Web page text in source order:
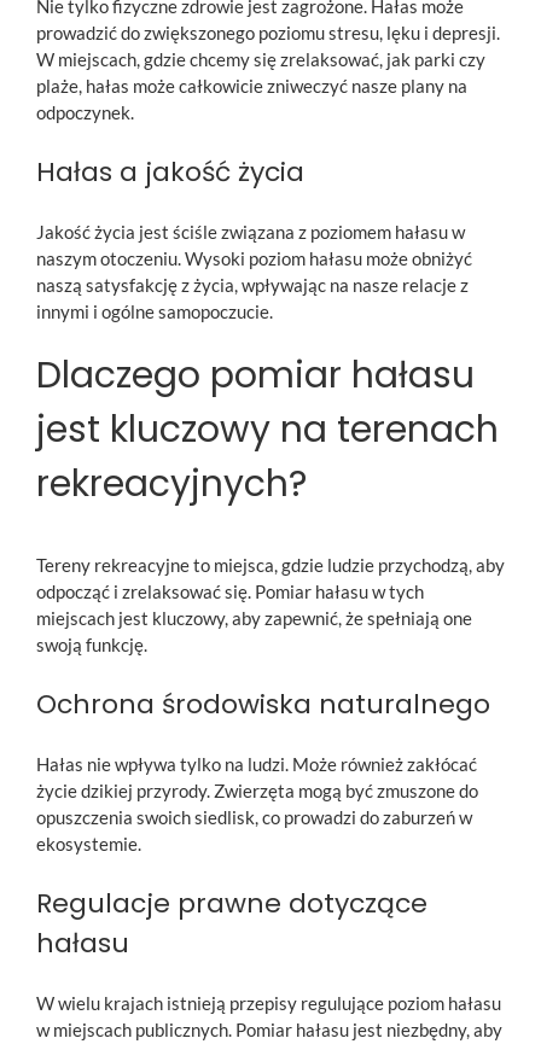
Nie tylko fizyczne zdrowie jest zagrożone. Hałas może
prowadzić do zwiększonego poziomu stresu, lęku i depresji.
W miejscach, gdzie chcemy się zrelaksować, jak parki czy
plaże, hałas może całkowicie zniweczyć nasze plany na
odpoczynek.
Hałas a jakość życia
Jakość życia jest ściśle związana z poziomem hałasu w
naszym otoczeniu. Wysoki poziom hałasu może obniżyć
naszą satysfakcję z życia, wpływając na nasze relacje z
innymi i ogólne samopoczucie.
Dlaczego pomiar hałasu
jest kluczowy na terenach
rekreacyjnych?
Tereny rekreacyjne to miejsca, gdzie ludzie przychodzą, aby
odpocząć i zrelaksować się. Pomiar hałasu w tych
miejscach jest kluczowy, aby zapewnić, że spełniają one
swoją funkcję.
Ochrona środowiska naturalnego
Hałas nie wpływa tylko na ludzi. Może również zakłócać
życie dzikiej przyrody. Zwierzęta mogą być zmuszone do
opuszczenia swoich siedlisk, co prowadzi do zaburzeń w
ekosystemie.
Regulacje prawne dotyczące
hałasu
W wielu krajach istnieją przepisy regulujące poziom hałasu
w miejscach publicznych. Pomiar hałasu jest niezbędny, aby